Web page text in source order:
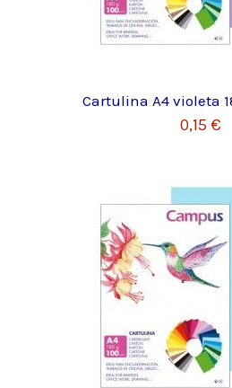
Cartulina A4 violeta
0,15 €